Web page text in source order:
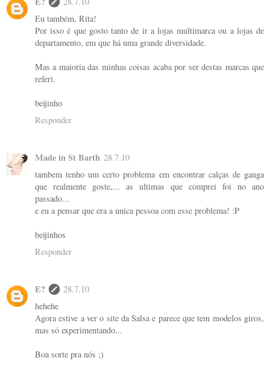
Eu também, Rita!
Por isso é que gosto tanto de ir a lojas multimarca ou a lojas de
departamento, em que há uma grande diversidade.
Mas a maioria das minhas coisas acaba por ser destas marcas que
referi.
beijinho
Responder
Made in St Barth 28.7.10
tambem tenho um certo problema em encontrar calças de ganga
que realmente goste,... as ultimas que comprei foi no ano
passado...
e eu a pensar que era a unica pessoa com esse problema! :P
beijinhos
Responder
E?
28.7.10
hehehe
Agora estive a ver o site da Salsa e parece que tem modelos giros,
mas só experimentando...
Boa sorte pra nós ;)